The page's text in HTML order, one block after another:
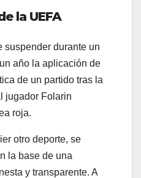
la UEFA
suspender durante un
año la aplicación de
de un partido tras la
jugador Folarin
roja.
otro deporte, se
la base de una
y transparente. A